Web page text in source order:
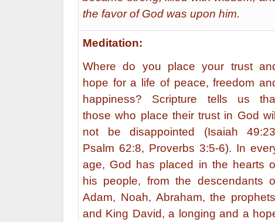
the favor of God was upon him.
Meditation:
Where do you place your trust
hope for a life of peace, freedom
happiness? Scripture tells us
those who place their trust in God will
not be disappointed (Isaiah
Psalm 62:8, Proverbs 3:5-6). In
age, God has placed in the hearts
his people, from the descendants
Adam, Noah, Abraham, the
and King David, a longing and a